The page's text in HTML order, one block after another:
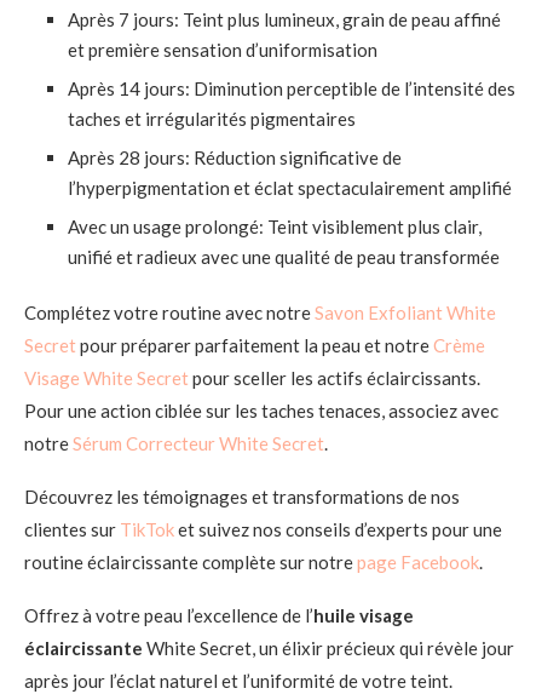
Après 7 jours: Teint plus lumineux, grain de peau affiné
et première sensation d’uniformisation
Après 14 jours: Diminution perceptible de l’intensité des
taches et irrégularités pigmentaires
Après 28 jours: Réduction significative de
l’hyperpigmentation et éclat spectaculairement amplifié
Avec un usage prolongé: Teint visiblement plus clair,
unifié et radieux avec une qualité de peau transformée
Complétez votre routine avec notreSavon Exfoliant White
Secretpour préparer parfaitement la peau et notreCrème
Visage White Secretpour sceller les actifs éclaircissants.
Pour une action ciblée sur les taches tenaces, associez avec
notreSérum Correcteur White Secret.
Découvrez les témoignages et transformations de nos
clientes sur TikToket suivez nos conseils d’experts pour une
routine éclaircissante complète sur notrepage Facebook.
Offrez à votre peau l’excellence de l’huile visage
éclaircissante White Secret, un élixir précieux qui révèle jour
après jour l’éclat naturel et l’uniformité de votre teint.